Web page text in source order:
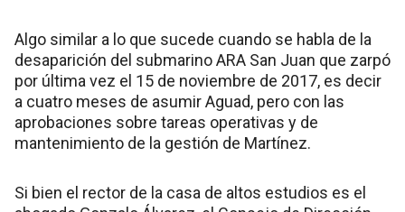
Algo similar a lo que sucede cuando se habla de la
desaparición del submarino ARA San Juan que zarpó
por última vez el 15 de noviembre de 2017, es decir
a cuatro meses de asumir Aguad, pero con las
aprobaciones sobre tareas operativas y de
mantenimiento de la gestión de Martínez.
Si bien el rector de la casa de altos estudios es el